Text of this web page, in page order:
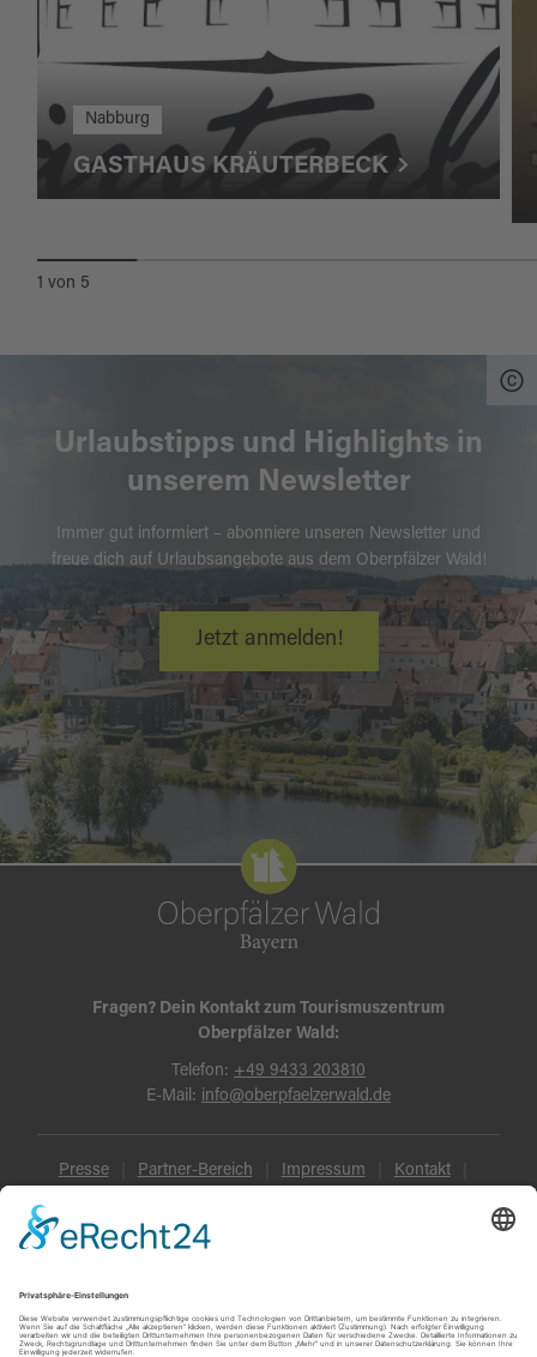
Nabburg
GASTHAUS KRÄUTERBECK
1 von 5
Urlaubstipps und Highlights in
unserem Newsletter
Immer gut informiert – abonniere unseren Newsletter und
freue dich auf Urlaubsangebote aus dem Oberpfälzer Wald!
Jetzt anmelden!
Fragen? Dein Kontakt zum Tourismuszentrum
Oberpfälzer Wald:
Telefon: +49 9433 203810
E-Mail: info@oberpfaelzerwald.de
Presse Partner-Bereich Impressum Kontakt
Datenschutz